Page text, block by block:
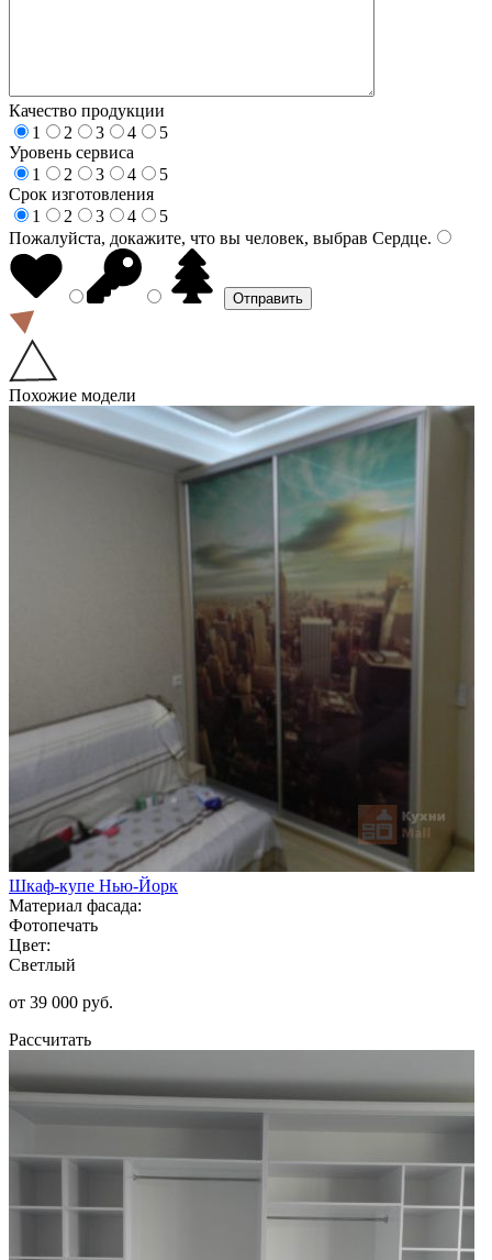
Качество продукции
1
2 3 4
5
Уровень сервиса
1
2 3 4
5
Срок изготовления
1
2 3 4
5
Пожалуйста, докажите, что вы человек, выбрав Сердце.
Похожие модели
Шкаф-купе Нью-Йорк
Материал фасада:
Фотопечать
Цвет:
Светлый
от 39 000 руб.
Рассчитать